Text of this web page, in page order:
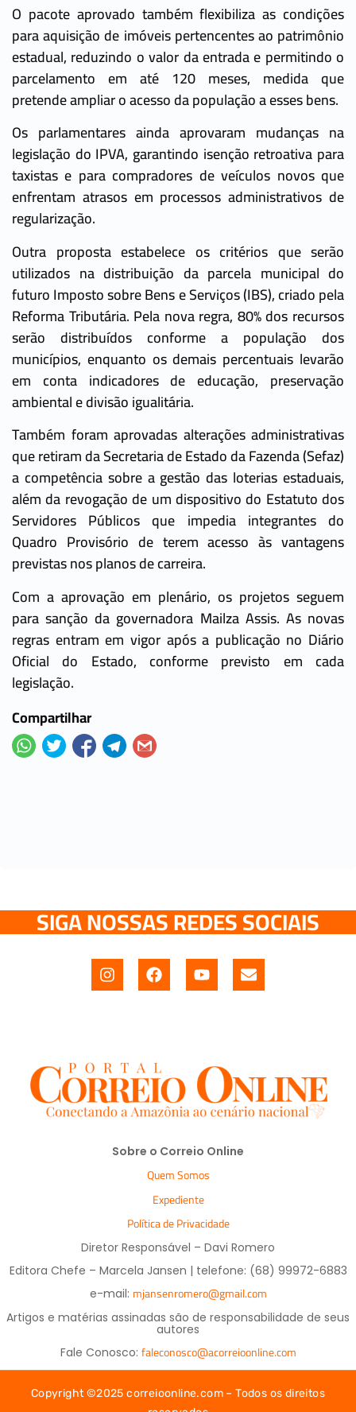
O pacote aprovado também flexibiliza as condições
para aquisição de imóveis pertencentes ao patrimônio
estadual, reduzindo o valor da entrada e permitindo o
parcelamento em até 120 meses, medida que
pretende ampliar o acesso da população a esses bens.
Os parlamentares ainda aprovaram mudanças na
legislação do IPVA, garantindo isenção retroativa para
taxistas e para compradores de veículos novos que
enfrentam atrasos em processos administrativos de
regularização.
Outra proposta estabelece os critérios que serão
utilizados na distribuição da parcela municipal do
futuro Imposto sobre Bens e Serviços (IBS), criado pela
Reforma Tributária. Pela nova regra, 80% dos recursos
serão distribuídos conforme a população dos
municípios, enquanto os demais percentuais levarão
em conta indicadores de educação, preservação
ambiental e divisão igualitária.
Também foram aprovadas alterações administrativas
que retiram da Secretaria de Estado da Fazenda (Sefaz)
a competência sobre a gestão das loterias estaduais,
além da revogação de um dispositivo do Estatuto dos
Servidores Públicos que impedia integrantes do
Quadro Provisório de terem acesso às vantagens
previstas nos planos de carreira.
Com a aprovação em plenário, os projetos seguem
para sanção da governadora Mailza Assis. As novas
regras entram em vigor após a publicação no Diário
Oficial do Estado, conforme previsto em cada
legislação.
Compartilhar
SIGA NOSSAS REDES SOCIAIS
Sobre o Correio Online
Quem Somos
Expediente
Política de Privacidade
Diretor Responsável – Davi Romero
Editora Chefe – Marcela Jansen | telefone: (68) 99972-6883
e-mail: mjansenromero@gmail.com
Artigos e matérias assinadas são de responsabilidade de seus
autores
Fale Conosco: faleconosco@acorreioonline.com
Copyright ©2025 correioonline.com – Todos os direitos